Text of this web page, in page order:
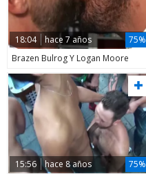
18:04 hace 7 años
75%
Brazen Bulrog Y Logan Moore
15:56 hace 8 años 75%